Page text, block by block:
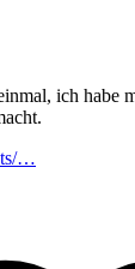
ich habe
…